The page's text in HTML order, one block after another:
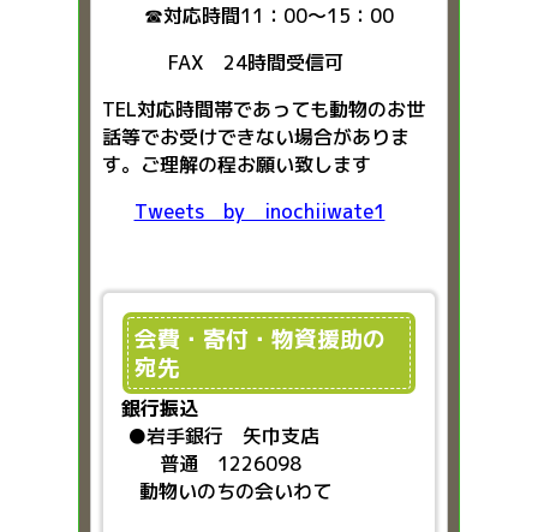
☎対応時間11：00～15：00
FAX 24時間受信可
TEL対応時間帯であっても動物のお世
話等でお受けできない場合がありま
す。ご理解の程お願い致します
Tweets by inochiiwate1
会費・寄付・物資援助の
宛先
銀行振込
●岩手銀行 矢巾支店
普通 1226098
動物いのちの会いわて